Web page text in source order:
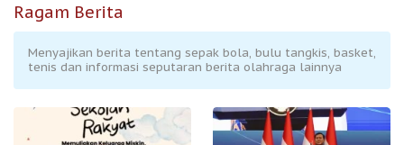
Ragam Berita
Menyajikan berita tentang sepak bola, bulu tangkis, basket,
tenis dan informasi seputaran berita olahraga lainnya